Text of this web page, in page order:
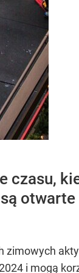
czasu,
zimowych
i mogą